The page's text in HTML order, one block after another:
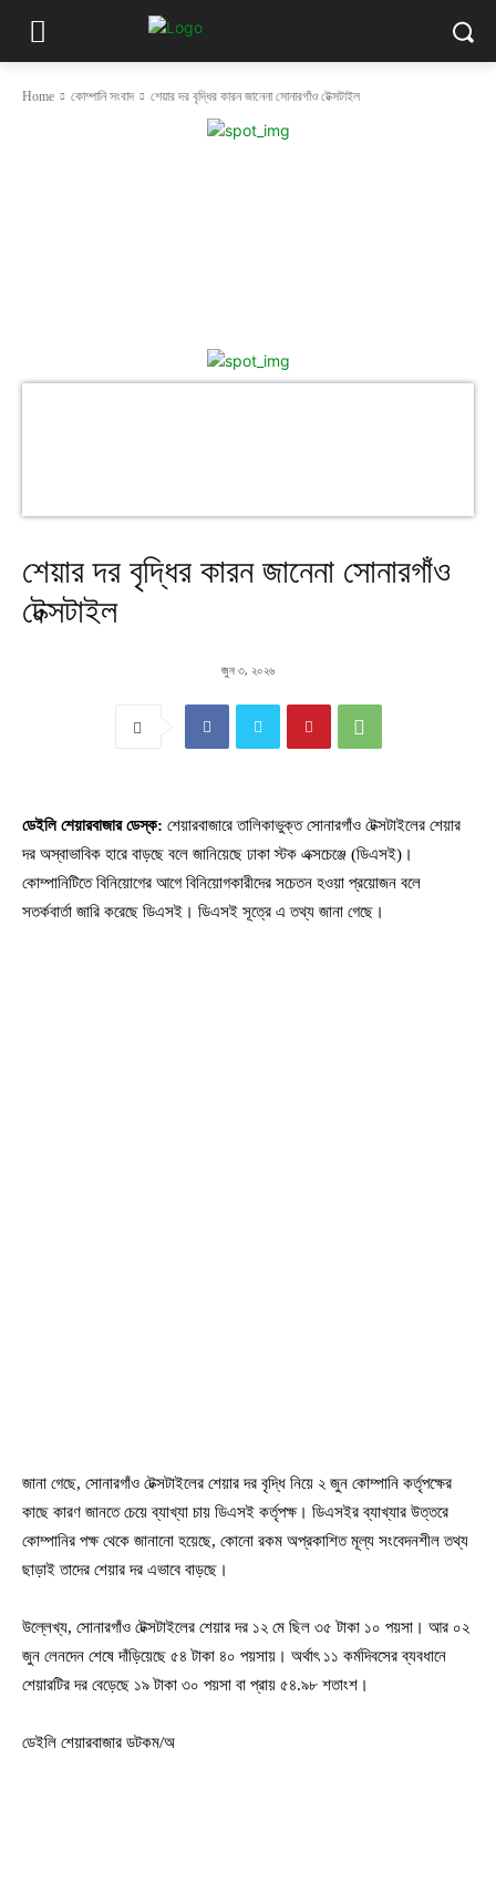
Home কোম্পানি সংবাদ শেয়ার দর বৃদ্ধির কারন জানেনা সোনারগাঁও টেক্সটাইল
শেয়ার দর বৃদ্ধির কারন জানেনা সোনারগাঁও
টেক্সটাইল
জুন ৩, ২০২৬
ডেইলি শেয়ারবাজার ডেস্ক: শেয়ারবাজারে তালিকাভুক্ত সোনারগাঁও টেক্সটাইলের শেয়ার
দর অস্বাভাবিক হারে বাড়ছে বলে জানিয়েছে ঢাকা স্টক এক্সচেঞ্জে (ডিএসই)।
কোম্পানিটিতে বিনিয়োগের আগে বিনিয়োগকারীদের সচেতন হওয়া প্রয়োজন বলে
সতর্কবার্তা জারি করেছে ডিএসই। ডিএসই সূত্রে এ তথ্য জানা গেছে।
জানা গেছে, সোনারগাঁও টেক্সটাইলের শেয়ার দর বৃদ্ধি নিয়ে ২ জুন কোম্পানি কর্তৃপক্ষের
কাছে কারণ জানতে চেয়ে ব্যাখ্যা চায় ডিএসই কর্তৃপক্ষ। ডিএসইর ব্যাখ্যার উত্তরে
কোম্পানির পক্ষ থেকে জানানো হয়েছে, কোনো রকম অপ্রকাশিত মূল্য সংবেদনশীল তথ্য
ছাড়াই তাদের শেয়ার দর এভাবে বাড়ছে।
উল্লেখ্য, সোনারগাঁও টেক্সটাইলের শেয়ার দর ১২ মে ছিল ৩৫ টাকা ১০ পয়সা। আর ০২
জুন লেনদেন শেষে দাঁড়িয়েছে ৫৪ টাকা ৪০ পয়সায়। অর্থাৎ ১১ কর্মদিবসের ব্যবধানে
শেয়ারটির দর বেড়েছে ১৯ টাকা ৩০ পয়সা বা প্রায় ৫৪.৯৮ শতাংশ।
ডেইলি শেয়ারবাজার ডটকম/অ